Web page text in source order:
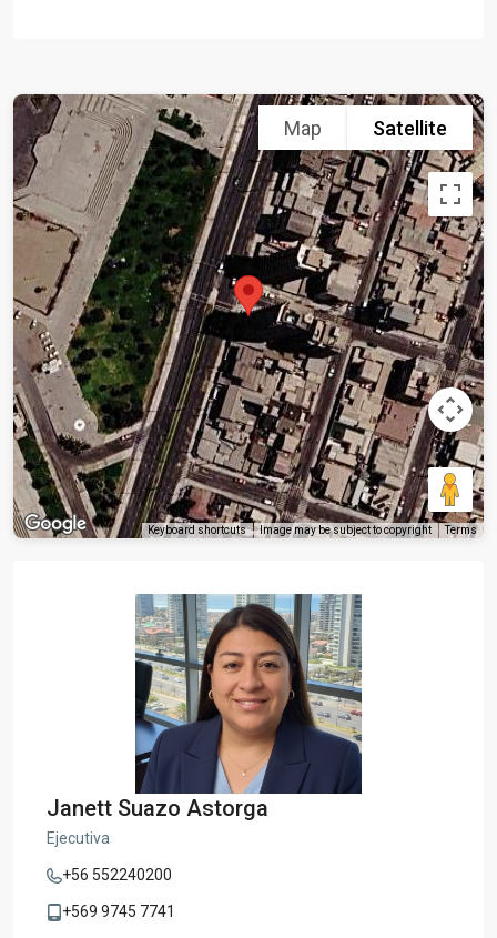
Map Satellite
Keyboard shortcuts Image may be subject to copyright Terms
Janett Suazo Astorga
Ejecutiva
+56 552240200
+569 9745 7741